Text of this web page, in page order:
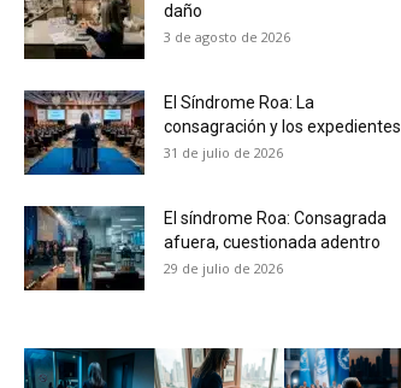
las últimas
diario y recibe todas las
de daños en tu correo
and receive all the news
reduction in your email.
daño
3 de agosto de 2026
El Síndrome Roa: La
consagración y los expedientes
31 de julio de 2026
El síndrome Roa: Consagrada
afuera, cuestionada adentro
29 de julio de 2026